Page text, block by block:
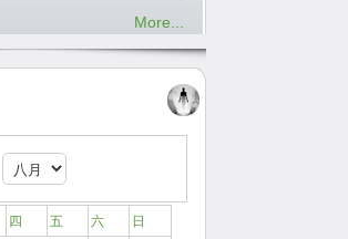
More...
四 五 六
日